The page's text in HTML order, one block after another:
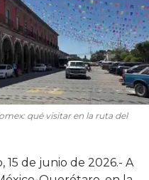
qué visitar en la ruta del
15 de junio de 2026.- A